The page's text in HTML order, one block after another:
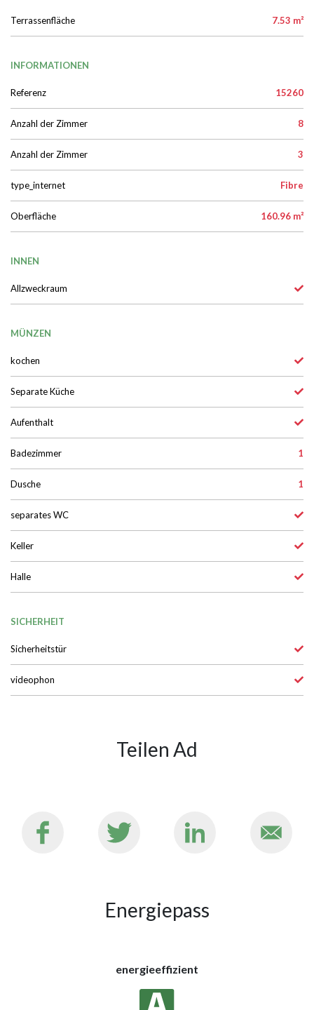
Terrassenfläche 7.53 m²
INFORMATIONEN
Referenz 15260
Anzahl der Zimmer 8
Anzahl der Zimmer 3
type_internet Fibre
Oberfläche 160.96 m²
INNEN
Allzweckraum
MÜNZEN
kochen
Separate Küche
Aufenthalt
Badezimmer 1
Dusche 1
separates WC
Keller
Halle
SICHERHEIT
Sicherheitstür
videophon
Teilen Ad
Energiepass
energieeffizient